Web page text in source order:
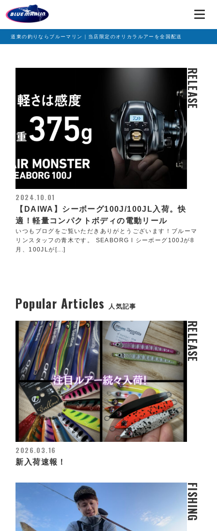
道東の釣りならブルーマリン｜当店限定のオリカラルアーを全国配送
RELEASE
2024.10.01
【DAIWA】シーボーグ100J/100JL入荷。快
適！軽量コンパクトボディの電動リール
いつもブログをご覧いただきありがとうございます！ブルーマ
リンスタッフの青木です。 SEABORG l シーボーグ100Jが8
月、100JLが[...]
Popular Articles 人気記事
RELEASE
2026.03.16
新入荷速報！
FISHING